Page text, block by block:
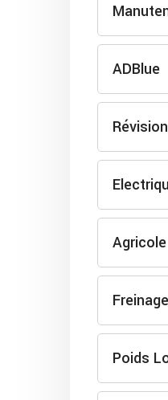
ADBlue
Agricole
Freinage
Poids